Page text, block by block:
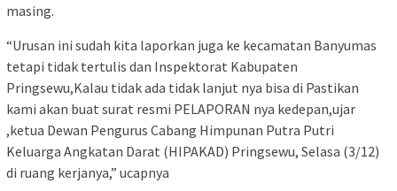
masing.
“Urusan ini sudah kita laporkan juga ke kecamatan Banyumas
tetapi tidak tertulis dan Inspektorat Kabupaten
Pringsewu,Kalau tidak ada tidak lanjut nya bisa di Pastikan
kami akan buat surat resmi PELAPORAN nya kedepan,ujar
,ketua Dewan Pengurus Cabang Himpunan Putra Putri
Keluarga Angkatan Darat (HIPAKAD) Pringsewu, Selasa (3/12)
di ruang kerjanya,” ucapnya